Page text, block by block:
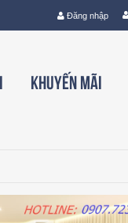
Đăng nhập
Khuyến mãi